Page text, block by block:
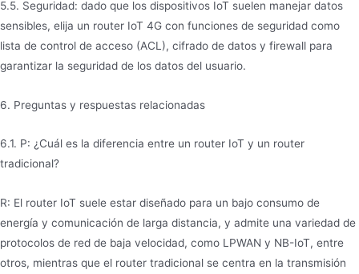
5.5. Seguridad: dado que los dispositivos IoT suelen manejar datos
sensibles, elija un router IoT 4G con funciones de seguridad como
lista de control de acceso (ACL), cifrado de datos y firewall para
garantizar la seguridad de los datos del usuario.
6. Preguntas y respuestas relacionadas
6.1. P: ¿Cuál es la diferencia entre un router IoT y un router
tradicional?
R: El router IoT suele estar diseñado para un bajo consumo de
energía y comunicación de larga distancia, y admite una variedad de
protocolos de red de baja velocidad, como LPWAN y NB-IoT, entre
otros, mientras que el router tradicional se centra en la transmisión